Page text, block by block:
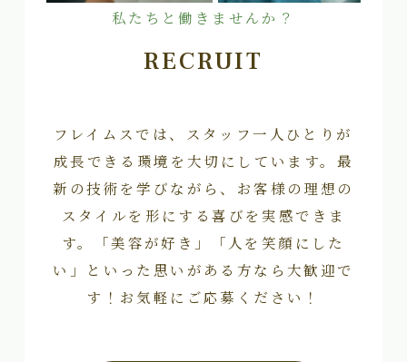
私たちと働きませんか？
RECRUIT
フレイムスでは、スタッフ一人ひとりが
成長できる環境を大切にしています。最
新の技術を学びながら、お客様の理想の
スタイルを形にする喜びを実感できま
す。「美容が好き」「人を笑顔にした
い」といった思いがある方なら大歓迎で
す！お気軽にご応募ください！